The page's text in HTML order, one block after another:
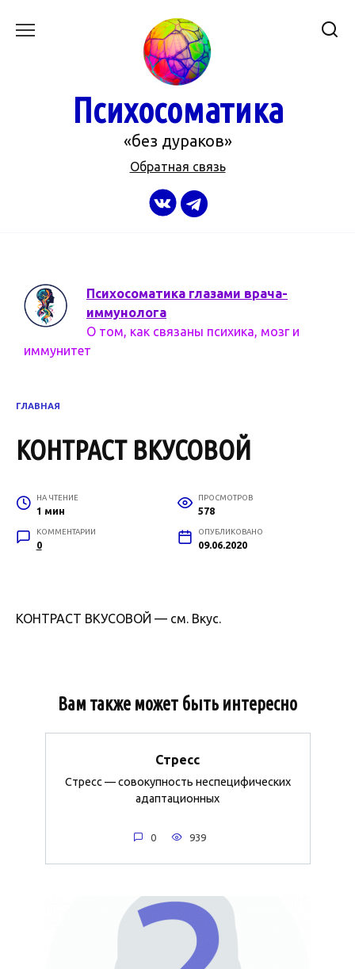
Психосоматика
«без дураков»
Обратная связь
Психосоматика глазами врача-
иммунолога
О том, как связаны психика, мозг и
иммунитет
ГЛАВНАЯ
КОНТРАСТ ВКУСОВОЙ
НА ЧТЕНИЕ
1 мин
ПРОСМОТРОВ
578
КОММЕНТАРИИ
0
ОПУБЛИКОВАНО
09.06.2020
КОНТРАСТ ВКУСОВОЙ — см. Вкус.
Вам также может быть интересно
Стресс
Стресс — совокупность неспецифических
адаптационных
0 939